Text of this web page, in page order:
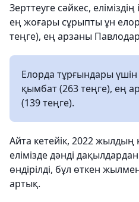
Зерттеуге сәйкес,
ең жоғары сұрыпты ұн
теңге), ең арзаны
Елорда тұрғындары үшін
қымбат (263 теңге), ең
(139 теңге).
Айта кетейік, 2022 жылдың
елімізде дәнді
өндірілді, бұл өткен
артық.